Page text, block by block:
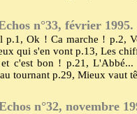
n°33, février 1995.
p.1, Ok ! Ca marche ! p.2,
qui s'en vont p.13, Les
c'est bon ! p.21,
tournant p.29, Mieux vaut
n°32, novembre